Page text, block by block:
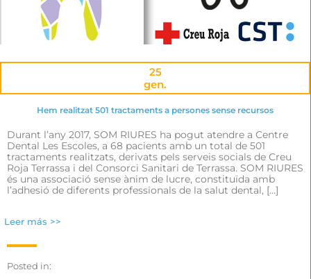
25
gen.
Hem realitzat 501 tractaments a persones sense recursos
Durant l’any 2017, SOM RIURES ha pogut atendre a Centre
Dental Les Escoles, a 68 pacients amb un total de 501
tractaments realitzats, derivats pels serveis socials de Creu
Roja Terrassa i del Consorci Sanitari de Terrassa. SOM RIURES
és una associació sense ànim de lucre, constituïda amb
l’adhesió de diferents professionals de la salut dental, […]
Leer más >>
Posted in: